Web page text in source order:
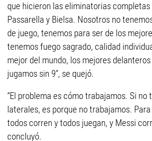
que hicieron las eliminatorias
Passarella y Bielsa. Nosotros no
de juego, tenemos para ser de los
tenemos fuego sagrado, calidad
mejor del mundo, los mejores
jugamos sin 9”, se quejó.
“El problema es cómo trabajamos. Si no
laterales, es porque no trabajamos.
todos corren y todos juegan, y Messi
concluyó.